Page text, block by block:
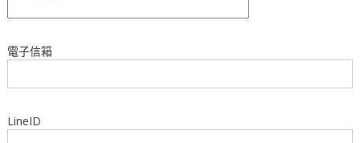
k
電子信箱
LineID